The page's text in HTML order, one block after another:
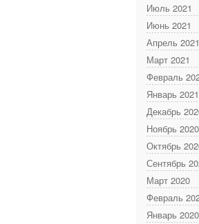
Июль 2021
Июнь 2021
Апрель 2021
Март 2021
Февраль
Январь 2021
Декабрь
Ноябрь 2020
Октябрь
Сентябрь
Март 2020
Февраль
Январь 2020